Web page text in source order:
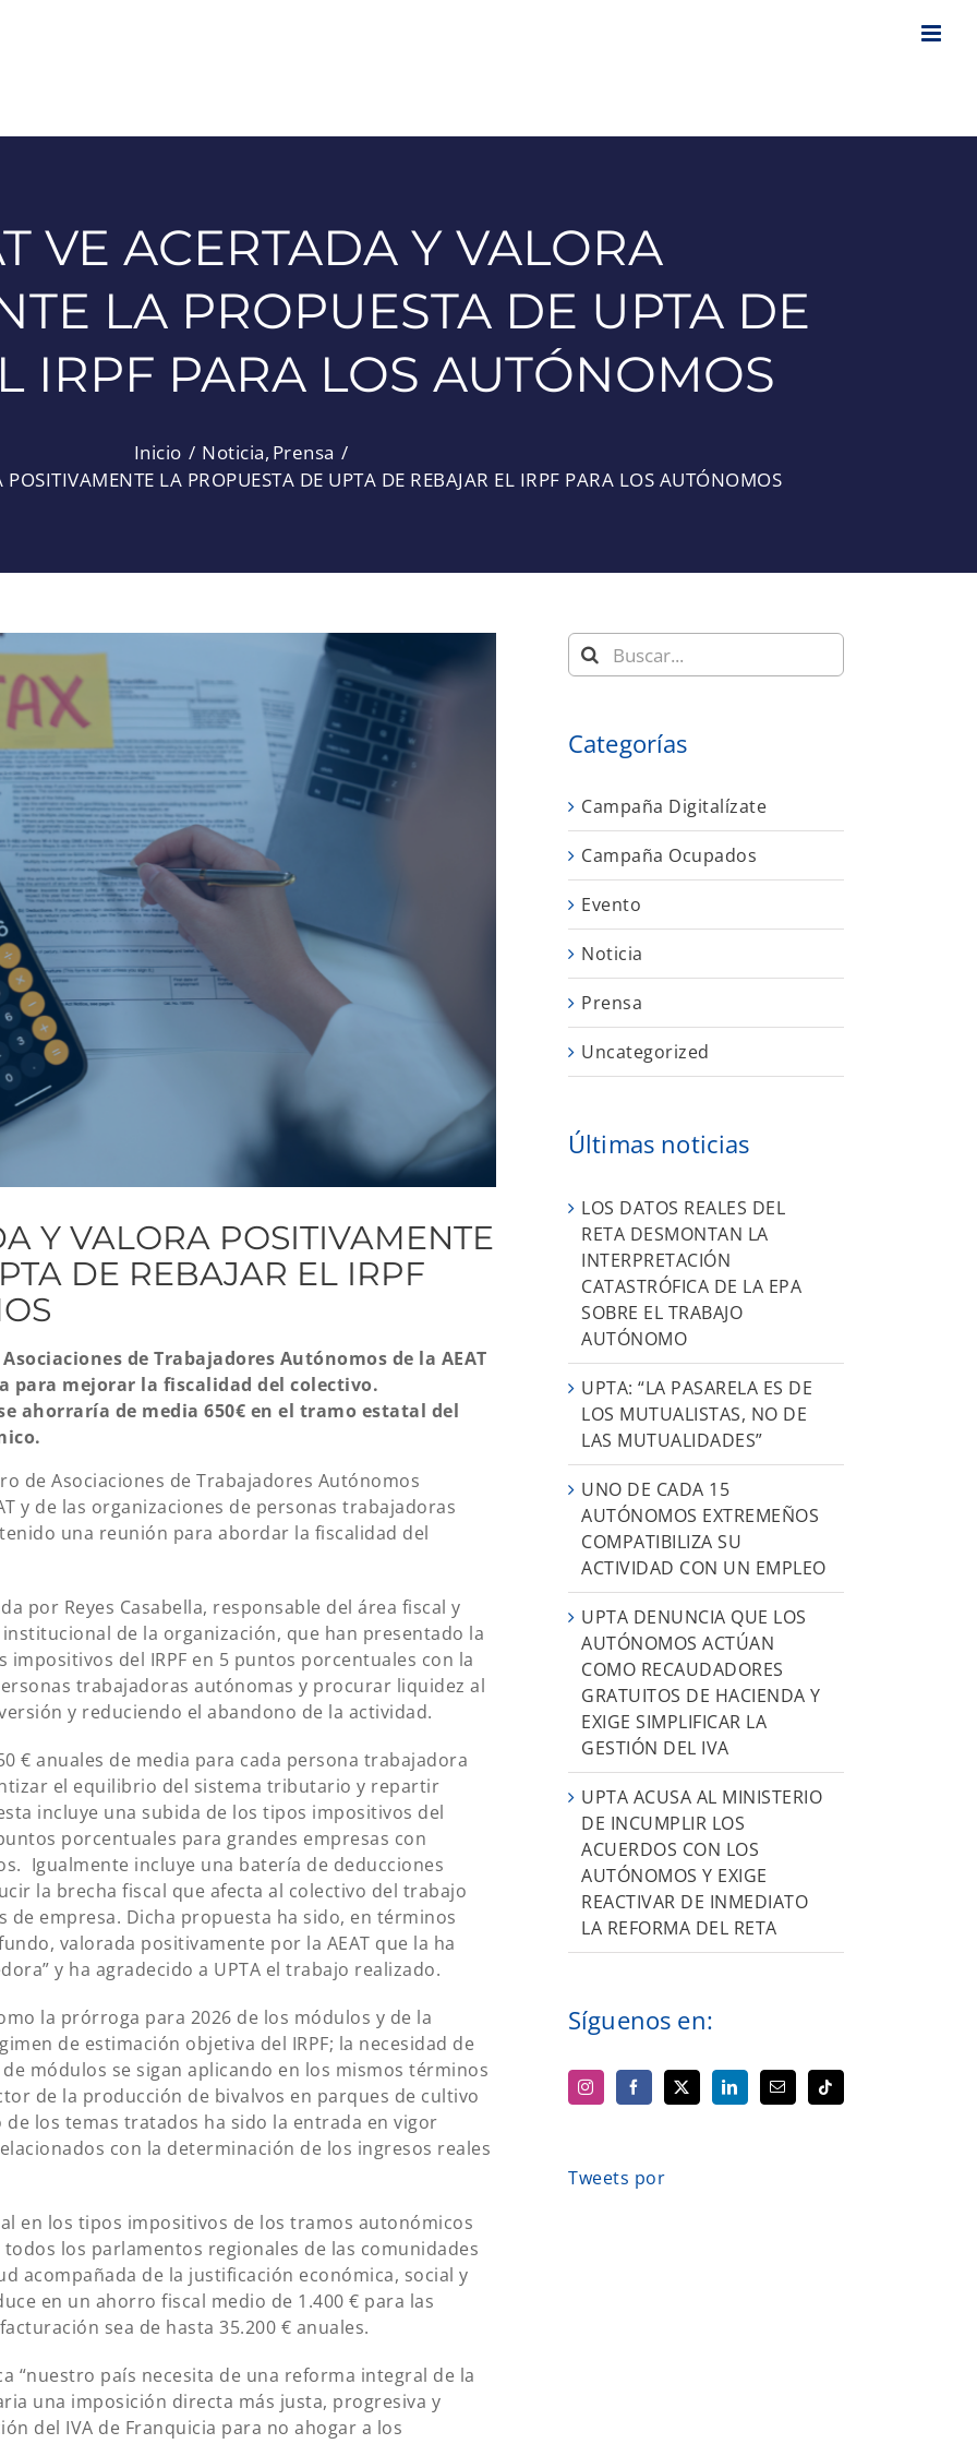
VE ACERTADA Y VALORA
LA PROPUESTA DE UPTA DE
IRPF PARA LOS AUTÓNOMOS
Inicio Noticia Prensa
LA PROPUESTA DE UPTA DE REBAJAR EL IRPF PARA LOS AUTÓNOMOS
Y VALORA POSITIVAMENTE
DE REBAJAR EL IRPF
de Trabajadores Autónomos de la AEAT
para mejorar la fiscalidad del colectivo.
ahorraría de media 650€ en el tramo estatal del
de Asociaciones de Trabajadores Autónomos
y de las organizaciones de personas trabajadoras
una reunión para abordar la fiscalidad del
por Reyes Casabella, responsable del área fiscal y
de la organización, que han presentado la
del IRPF en 5 puntos porcentuales con la
trabajadoras autónomas y procurar liquidez al
y reduciendo el abandono de la actividad.
€ anuales de media para cada persona trabajadora
el equilibrio del sistema tributario y repartir
incluye una subida de los tipos impositivos del
porcentuales para grandes empresas con
Igualmente incluye una batería de deducciones
la brecha fiscal que afecta al colectivo del trabajo
empresa. Dicha propuesta ha sido, en términos
valorada positivamente por la AEAT que la ha
y ha agradecido a UPTA el trabajo realizado.
la prórroga para 2026 de los módulos y de la
de estimación objetiva del IRPF; la necesidad de
módulos se sigan aplicando en los mismos términos
de la producción de bivalvos en parques de cultivo
los temas tratados ha sido la entrada en vigor
con la determinación de los ingresos reales
en los tipos impositivos de los tramos autonómicos
todos los parlamentos regionales de las comunidades
acompañada de la justificación económica, social y
en un ahorro fiscal medio de 1.400 € para las
sea de hasta 35.200 € anuales.
“nuestro país necesita de una reforma integral de la
una imposición directa más justa, progresiva y
del IVA de Franquicia para no ahogar a los
Buscar:
Categorías
Campaña Digitalízate
Campaña Ocupados
Evento
Noticia
Prensa
Uncategorized
Últimas noticias
LOS DATOS REALES DEL
RETA DESMONTAN LA
INTERPRETACIÓN
CATASTRÓFICA DE LA EPA
SOBRE EL TRABAJO
AUTÓNOMO
UPTA: “LA PASARELA ES DE
LOS MUTUALISTAS, NO DE
LAS MUTUALIDADES”
UNO DE CADA 15
AUTÓNOMOS EXTREMEÑOS
COMPATIBILIZA SU
ACTIVIDAD CON UN EMPLEO
UPTA DENUNCIA QUE LOS
AUTÓNOMOS ACTÚAN
COMO RECAUDADORES
GRATUITOS DE HACIENDA Y
EXIGE SIMPLIFICAR LA
GESTIÓN DEL IVA
UPTA ACUSA AL MINISTERIO
DE INCUMPLIR LOS
ACUERDOS CON LOS
AUTÓNOMOS Y EXIGE
REACTIVAR DE INMEDIATO
LA REFORMA DEL RETA
Síguenos en:
Tweets por